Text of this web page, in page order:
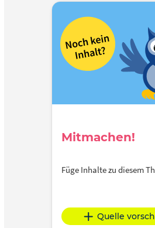
Mitmachen!
Füge Inhalte zu diesem
Quelle